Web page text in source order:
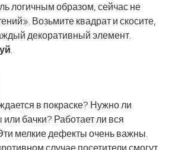
логичным образом, сейчас не
Возьмите квадрат и скосите,
декоративный элемент.
.
в покраске? Нужно ли
бачки? Работает ли вся
мелкие дефекты очень важны.